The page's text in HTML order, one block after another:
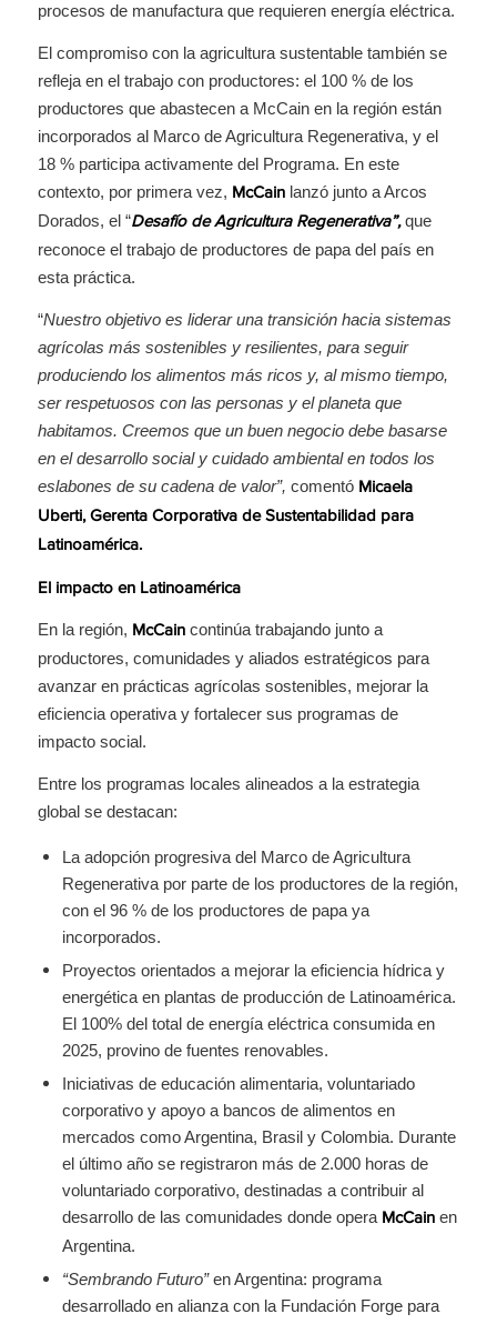
procesos de manufactura que requieren energía eléctrica.
El compromiso con la agricultura sustentable también se
refleja en el trabajo con productores: el 100 % de los
productores que abastecen a McCain en la región están
incorporados al Marco de Agricultura Regenerativa, y el
18 % participa activamente del Programa. En este
contexto, por primera vez, McCainlanzó junto a Arcos
Dorados, el “Desafío de Agricultura Regenerativa”,que
reconoce el trabajo de productores de papa del país en
esta práctica.
“Nuestro objetivo es liderar una transición hacia sistemas
agrícolas más sostenibles y resilientes, para seguir
produciendo los alimentos más ricos y, al mismo tiempo,
ser respetuosos con las personas y el planeta que
habitamos. Creemos que un buen negocio debe basarse
en el desarrollo social y cuidado ambiental en todos los
eslabones de su cadena de valor”, comentó Micaela
Uberti, Gerenta Corporativa de Sustentabilidad para
Latinoamérica.
El impacto en Latinoamérica
En la región, McCaincontinúa trabajando junto a
productores, comunidades y aliados estratégicos para
avanzar en prácticas agrícolas sostenibles, mejorar la
eficiencia operativa y fortalecer sus programas de
impacto social.
Entre los programas locales alineados a la estrategia
global se destacan:
La adopción progresiva del Marco de Agricultura
Regenerativa por parte de los productores de la región,
con el 96 % de los productores de papa ya
incorporados.
Proyectos orientados a mejorar la eficiencia hídrica y
energética en plantas de producción de Latinoamérica.
El 100% del total de energía eléctrica consumida en
2025, provino de fuentes renovables.
Iniciativas de educación alimentaria, voluntariado
corporativo y apoyo a bancos de alimentos en
mercados como Argentina, Brasil y Colombia. Durante
el último año se registraron más de 2.000 horas de
voluntariado corporativo, destinadas a contribuir al
desarrollo de las comunidades donde opera McCain en
Argentina.
“Sembrando Futuro”en Argentina: programa
desarrollado en alianza con la Fundación Forge para